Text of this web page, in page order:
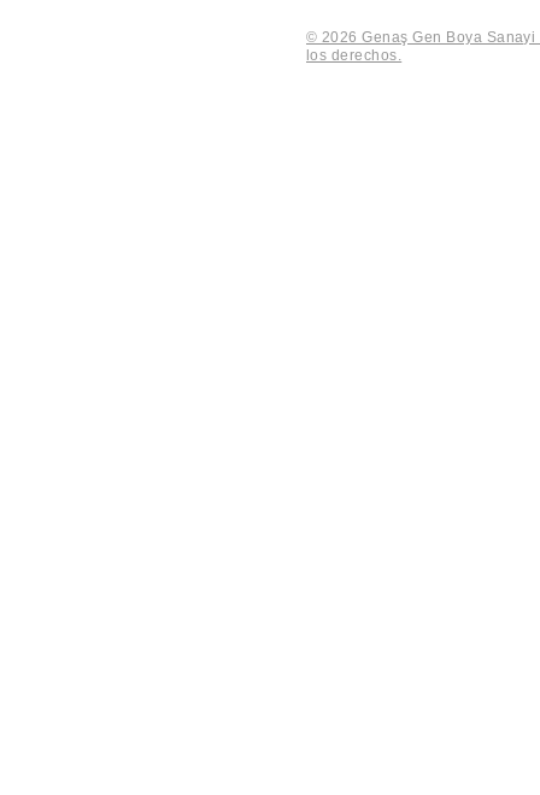
© 2026 Genaş Gen Boya
los derechos.